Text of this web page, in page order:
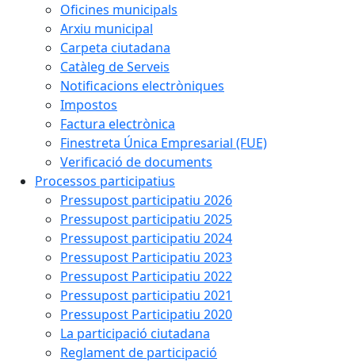
Oficines municipals
Arxiu municipal
Carpeta ciutadana
Catàleg de Serveis
Notificacions electròniques
Impostos
Factura electrònica
Finestreta Única Empresarial (FUE)
Verificació de documents
Processos participatius
Pressupost participatiu 2026
Pressupost participatiu 2025
Pressupost participatiu 2024
Pressupost Participatiu 2023
Pressupost Participatiu 2022
Pressupost participatiu 2021
Pressupost Participatiu 2020
La participació ciutadana
Reglament de participació